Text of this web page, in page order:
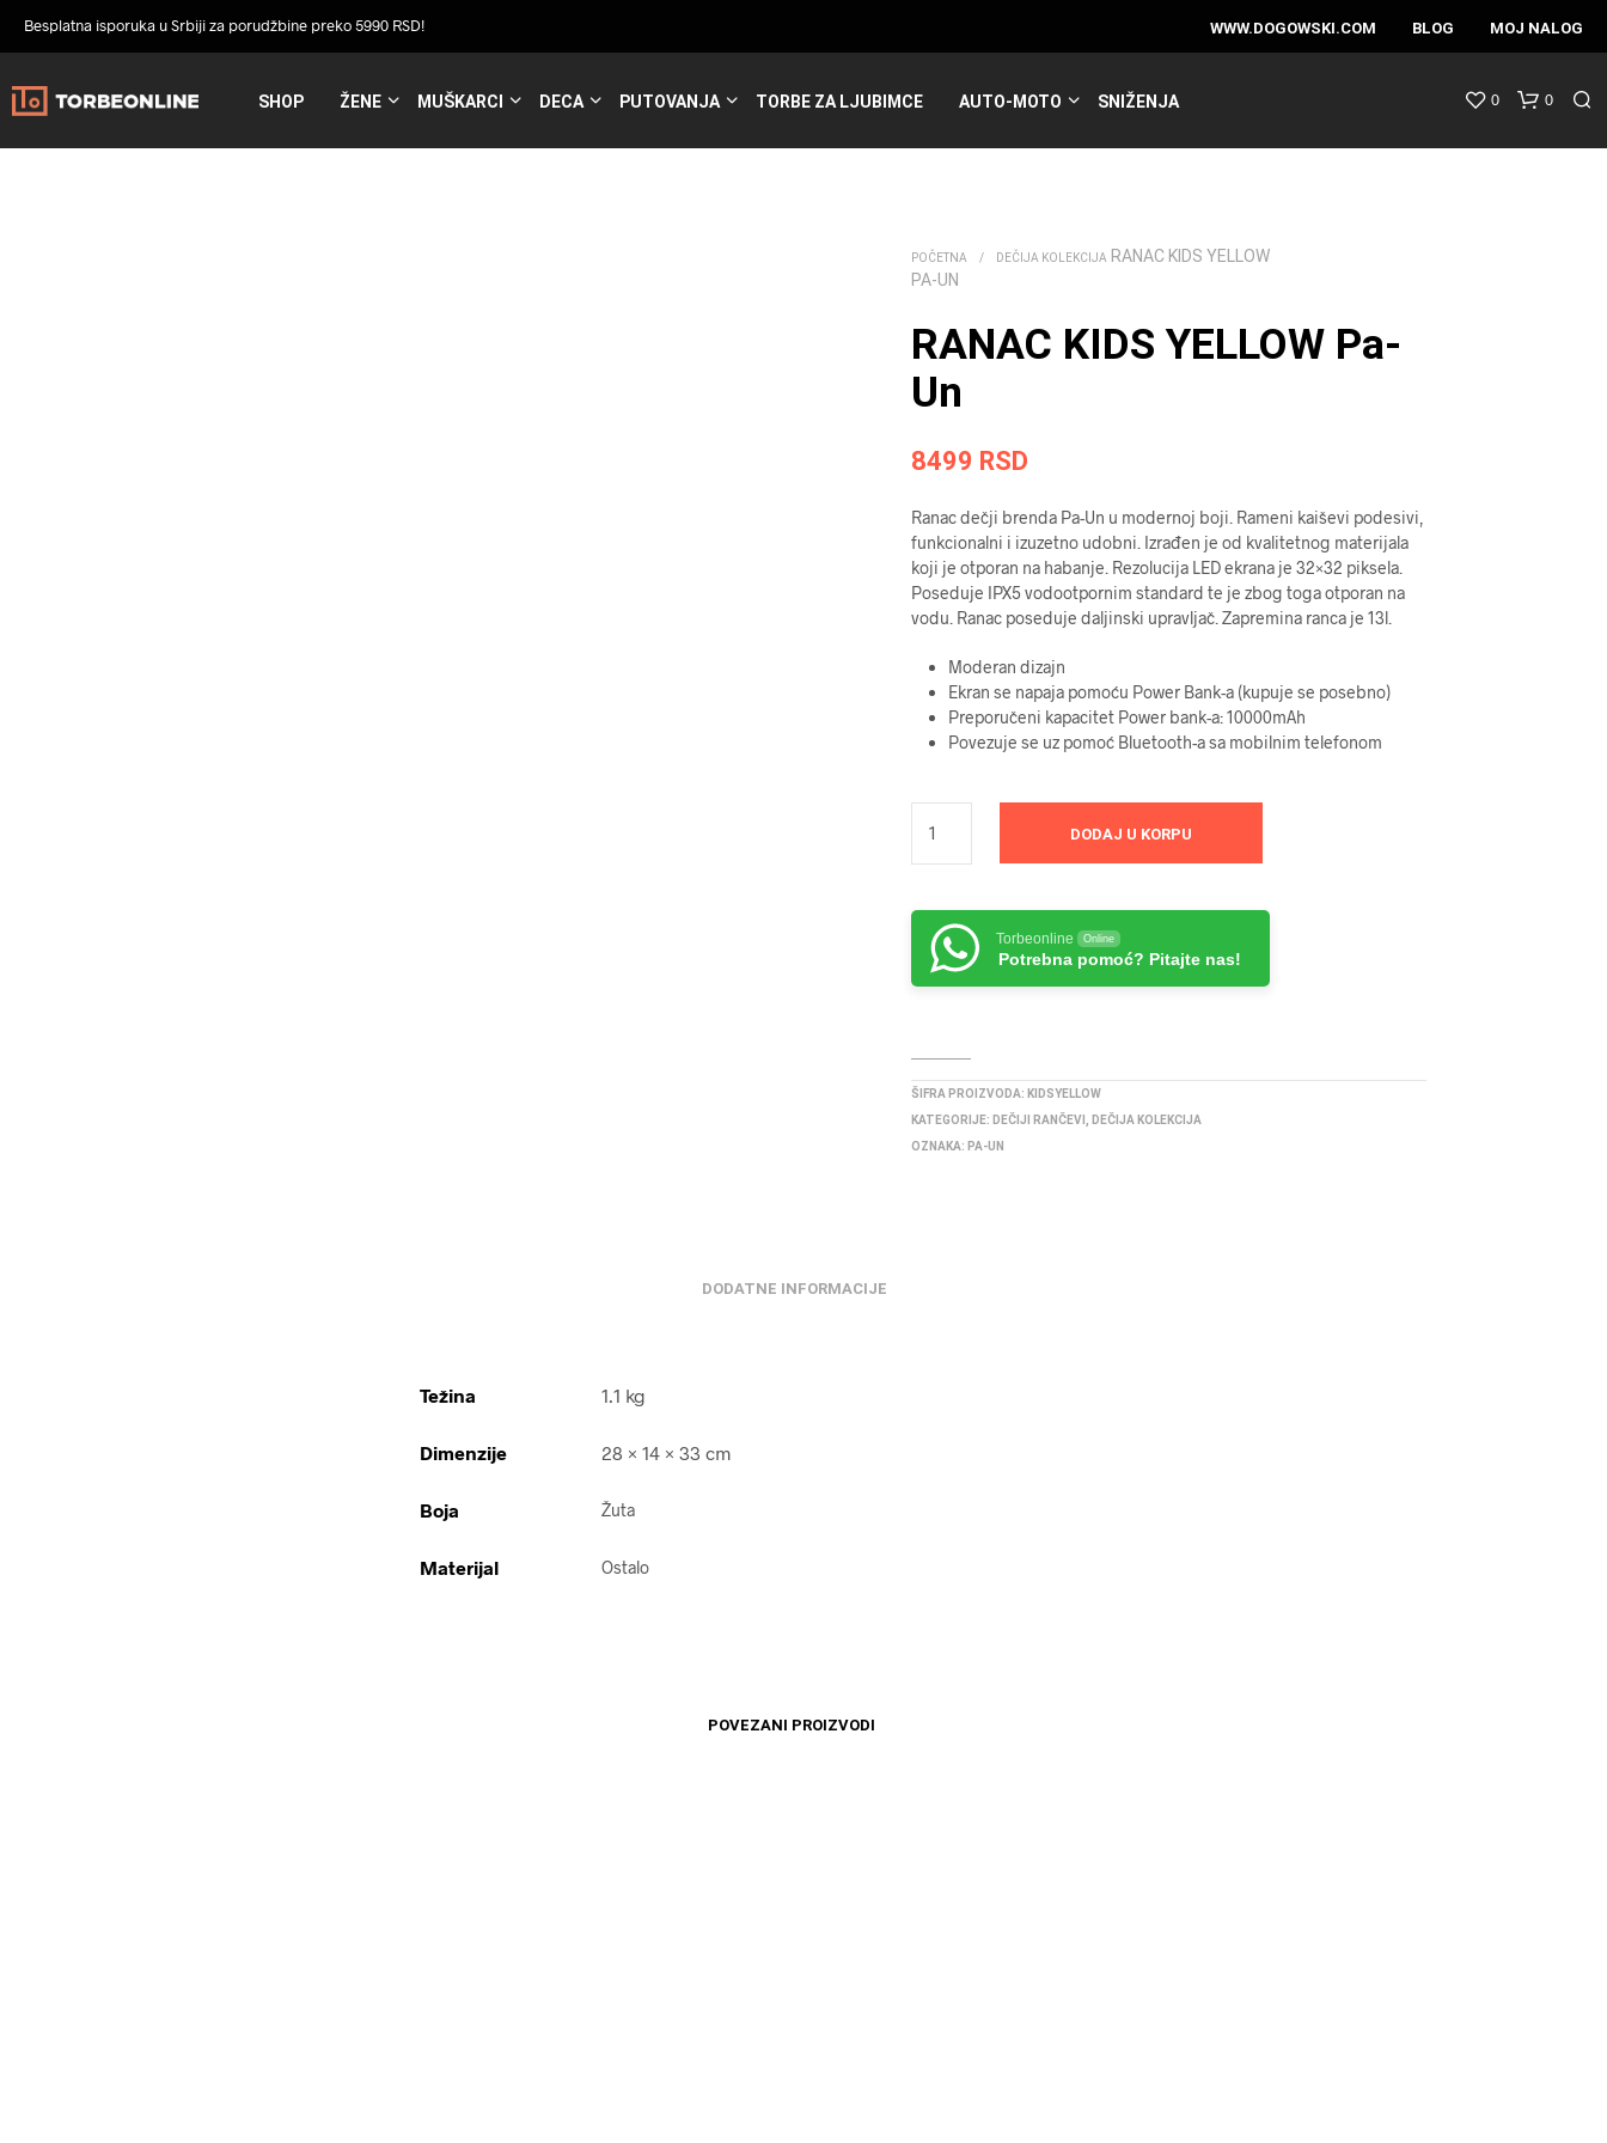
Besplatna isporuka u Srbiji za porudžbine preko 5990 RSD! WWW.DOGOWSKI.COM BLOG MOJ NALOG
SHOP ŽENE MUŠKARCI DECA PUTOVANJA TORBE ZA LJUBIMCE AUTO-MOTO SNIŽENJA 0 0
POČETNA / DEČIJA KOLEKCIJA RANAC KIDS YELLOW
PA-UN
RANAC KIDS YELLOW Pa-
Un
8499 RSD
Ranac dečji brenda Pa-Un u modernoj boji. Rameni kaiševi podesivi,
funkcionalni i izuzetno udobni. Izrađen je od kvalitetnog materijala
koji je otporan na habanje. Rezolucija LED ekrana je 32×32 piksela.
Poseduje IPX5 vodootpornim standard te je zbog toga otporan na
vodu. Ranac poseduje daljinski upravljač. Zapremina ranca je 13l.
Moderan dizajn
Ekran se napaja pomoću Power Bank-a (kupuje se posebno)
Preporučeni kapacitet Power bank-a: 10000mAh
Povezuje se uz pomoć Bluetooth-a sa mobilnim telefonom
DODAJ U KORPU
Torbeonline Online
Potrebna pomoć? Pitajte nas!
ŠIFRA PROIZVODA: KIDSYELLOW
KATEGORIJE: DEČIJI RANČEVI
DEČIJA KOLEKCIJA
OZNAKA: PA-UN
DODATNE INFORMACIJE
Težina 1.1 kg
Dimenzije 28 × 14 × 33 cm
Boja Žuta
Materijal Ostalo
POVEZANI PROIZVODI